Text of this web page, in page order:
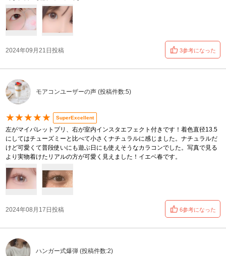
2024年09月21日投稿 3参考になった
モアコンユーザーの声 (投稿件数:5)
★★★★★ SuperExcellent
左がマイパレットプリ、右が室内インスタエフェクト付きです！着色直径13.5
にしてはチューズミーと比べて小さくナチュラルに感じました。ナチュラルだ
けど可愛くて普段使いにも遊ぶ日にも使えそうなカラコンでした。写真で見る
より実物着けたリアルの方が可愛く見えました！イエベ春です。
2024年08月17日投稿 6参考になった
ハンガー式爆弾 (投稿件数:2)